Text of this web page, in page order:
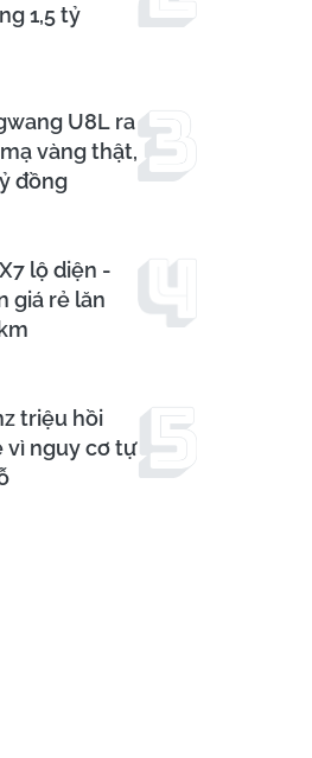
1,5 tỷ
U8L ra
vàng thật,
đồng
lộ diện -
giá rẻ lăn
triệu hồi
vì nguy cơ tự